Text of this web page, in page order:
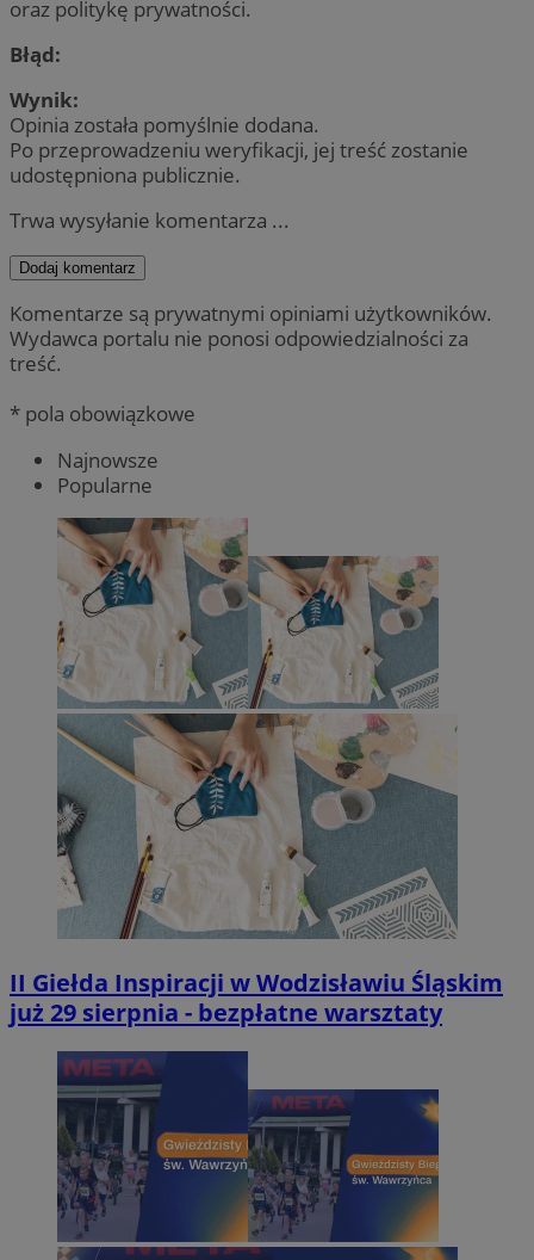
oraz politykę prywatności.
Błąd:
Wynik:
Opinia została pomyślnie dodana.
Po przeprowadzeniu weryfikacji, jej treść zostanie
udostępniona publicznie.
Trwa wysyłanie komentarza ...
Dodaj komentarz
Komentarze są prywatnymi opiniami użytkowników.
Wydawca portalu nie ponosi odpowiedzialności za
treść.
* pola obowiązkowe
Najnowsze
Popularne
II Giełda Inspiracji w Wodzisławiu Śląskim
już 29 sierpnia - bezpłatne warsztaty